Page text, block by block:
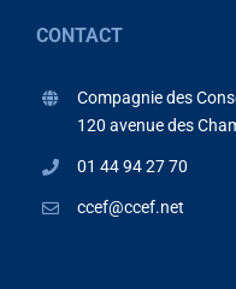
CONTACT
Compagnie des
120 avenue des
01 44 94 27 70
ccef@ccef.net